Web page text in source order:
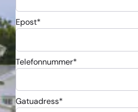
berättigad Grön Teknik.
Grön Teknik
bidrag finns
Epost*
Telefonnummer*
Gatuadress*